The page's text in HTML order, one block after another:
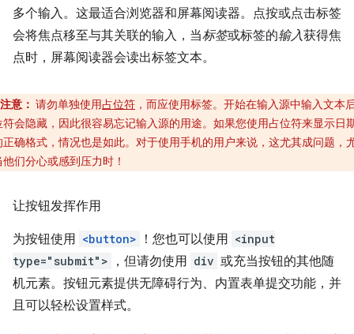
多个输入。这最适合浏览器和屏幕阅读器。点按或点击标签
会将焦点移至与其关联的输入，当标签或标签的输入获得焦
点时，屏幕阅读器会读出标签文本。
注意： 请勿单独使用占位符 ，而应使用标签。开始在输入源中输入文本
符会隐藏，因此很容易忘记输入源的用途。如果您使用占位符来显示日
正确格式，情况也是如此。对于使用手机的用户来说，这尤其成问题，
们分心或感到压力时！
让按钮发挥作用
为按钮使用 <button> ！您也可以使用 <input
type="submit">
，但请勿使用 div 或充当按钮的其他随
机元素。按钮元素提供无障碍行为、内置表单提交功能，并
且可以轻松设置样式。